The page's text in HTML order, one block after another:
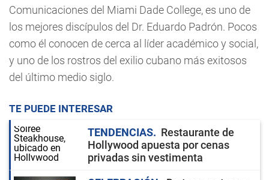
Comunicaciones del Miami Dade College, es uno de
los mejores discípulos del Dr. Eduardo Padrón. Pocos
como él conocen de cerca al líder académico y social,
y uno de los rostros del exilio cubano más exitosos
del último medio siglo.
TE PUEDE INTERESAR
TENDENCIAS
Restaurante de
Hollywood apuesta por cenas
privadas sin vestimenta